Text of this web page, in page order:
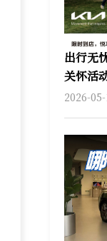
出行无
关怀活
2026-